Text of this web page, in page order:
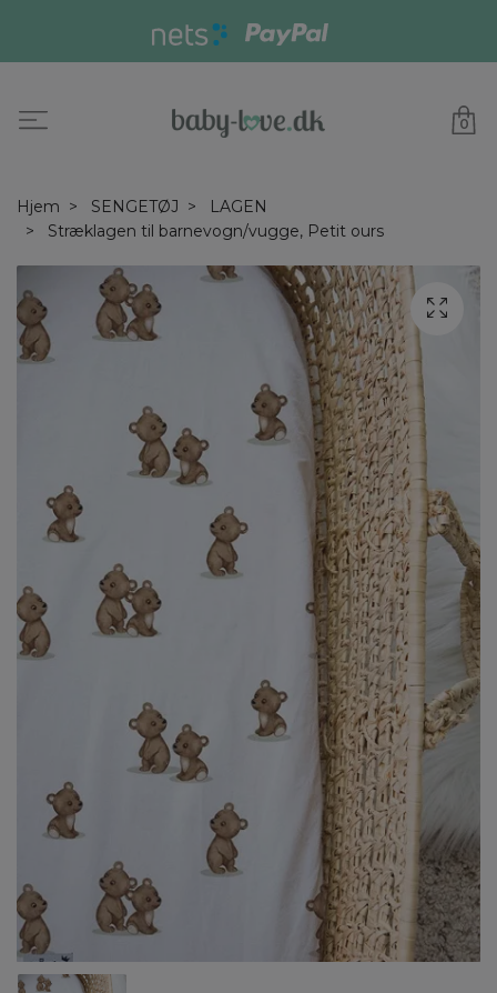
0
Hjem SENGETØJ
LAGEN
Stræklagen til barnevogn/vugge, Petit ours